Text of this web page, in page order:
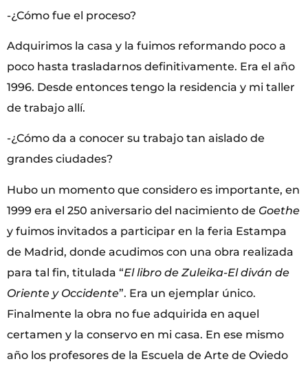
-¿Cómo fue el proceso?
Adquirimos la casa y la fuimos reformando poco a
poco hasta trasladarnos definitivamente. Era el año
1996. Desde entonces tengo la residencia y mi taller
de trabajo allí.
-¿Cómo da a conocer su trabajo tan aislado de
grandes ciudades?
Hubo un momento que considero es importante, en
1999 era el 250 aniversario del nacimiento de Goethe
y fuimos invitados a participar en la feria Estampa
de Madrid, donde acudimos con una obra realizada
para tal fin, titulada “El libro de Zuleika-El diván de
Oriente y Occidente”. Era un ejemplar único.
Finalmente la obra no fue adquirida en aquel
certamen y la conservo en mi casa. En ese mismo
año los profesores de la Escuela de Arte de Oviedo